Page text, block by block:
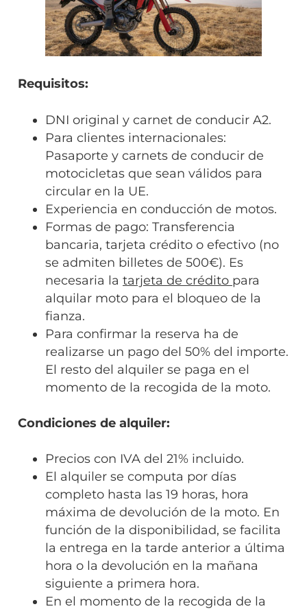
Requisitos:
DNI original y carnet de conducir A2.
Para clientes internacionales:
Pasaporte y carnets de conducir de
motocicletas que sean válidos para
circular en la UE.
Experiencia en conducción de motos.
Formas de pago: Transferencia
bancaria, tarjeta crédito o efectivo (no
se admiten billetes de 500€). Es
necesaria la tarjeta de crédito para
alquilar moto para el bloqueo de la
fianza.
Para confirmar la reserva ha de
realizarse un pago del 50% del importe.
El resto del alquiler se paga en el
momento de la recogida de la moto.
Condiciones de alquiler:
Precios con IVA del 21% incluido.
El alquiler se computa por días
completo hasta las 19 horas, hora
máxima de devolución de la moto. En
función de la disponibilidad, se facilita
la entrega en la tarde anterior a última
hora o la devolución en la mañana
siguiente a primera hora.
En el momento de la recogida de la